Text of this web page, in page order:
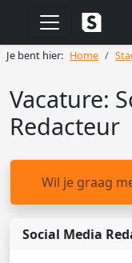
Je bent hier: Home
Vacature:
Redacteur
Wil je graag
Social Media